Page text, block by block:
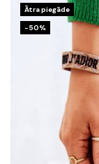
Ātra piegāde
-50%